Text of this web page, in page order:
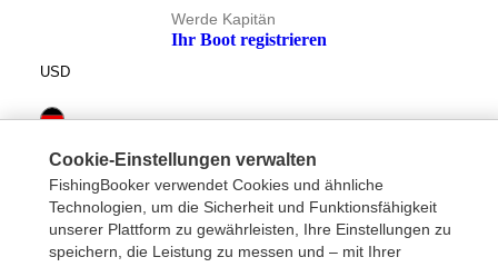
Werde Kapitän
Ihr Boot registrieren
USD
Cookie-Einstellungen verwalten
FishingBooker verwendet Cookies und ähnliche
Technologien, um die Sicherheit und Funktionsfähigkeit
unserer Plattform zu gewährleisten, Ihre Einstellungen zu
speichern, die Leistung zu messen und – mit Ihrer